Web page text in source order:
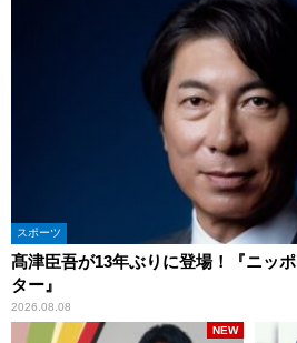
スポーツ
髙津臣吾が13年ぶりに登場！『ニッ
ター』
2026.08.08
NEW